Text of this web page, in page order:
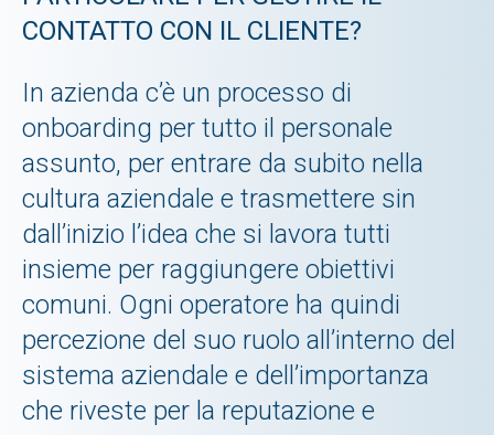
CONTATTO CON IL CLIENTE?
In azienda c’è un processo di
onboarding per tutto il personale
assunto, per entrare da subito nella
cultura aziendale e trasmettere sin
dall’inizio l’idea che si lavora tutti
insieme per raggiungere obiettivi
comuni. Ogni operatore ha quindi
percezione del suo ruolo all’interno del
sistema aziendale e dell’importanza
che riveste per la reputazione e